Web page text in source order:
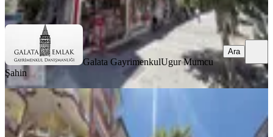
Ara
Galata GayrimenkulUgur Mumcu
Şahin
Ara
YENİ
Batur Gayrimenkul'den Kanal
Boyunda Satılık Ara Kat Daire